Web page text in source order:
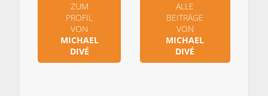
ZUM
PROFIL
VON
MICHAEL
DIVÉ
ALLE
BEITRÄGE
VON
MICHAEL
DIVÉ